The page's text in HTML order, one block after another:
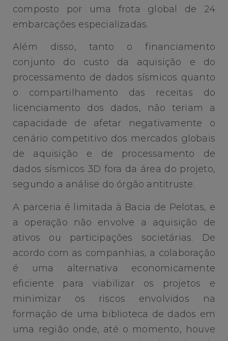
composto por uma frota global de 24
embarcações especializadas.
Além disso, tanto o financiamento
conjunto do custo da aquisição e do
processamento de dados sísmicos quanto
o compartilhamento das receitas do
licenciamento dos dados, não teriam a
capacidade de afetar negativamente o
cenário competitivo dos mercados globais
de aquisição e de processamento de
dados sísmicos 3D fora da área do projeto,
segundo a análise do órgão antitruste.
A parceria é limitada à Bacia de Pelotas, e
a operação não envolve a aquisição de
ativos ou participações societárias. De
acordo com as companhias, a colaboração
é uma alternativa economicamente
eficiente para viabilizar os projetos e
minimizar os riscos envolvidos na
formação de uma biblioteca de dados em
uma região onde, até o momento, houve